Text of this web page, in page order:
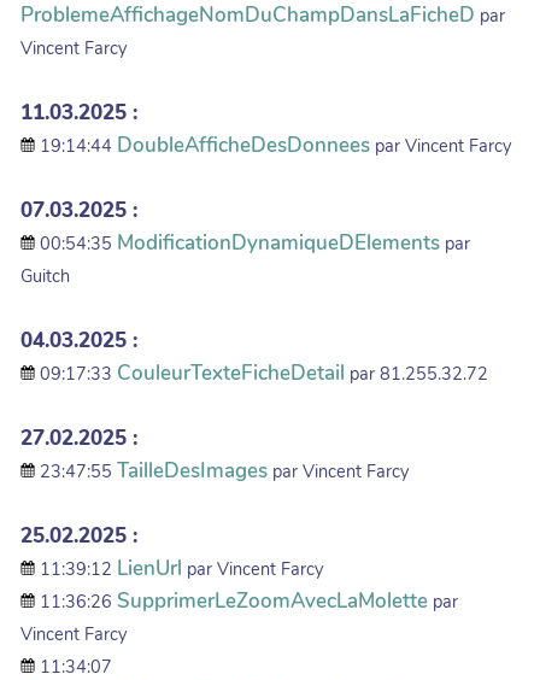
ProblemeAffichageNomDuChampDansLaFicheD par
Vincent Farcy
11.03.2025 :
19:14:44 DoubleAfficheDesDonnees par Vincent Farcy
07.03.2025 :
00:54:35 ModificationDynamiqueDElements par
Guitch
04.03.2025 :
09:17:33 CouleurTexteFicheDetail par 81.255.32.72
27.02.2025 :
23:47:55 TailleDesImages par Vincent Farcy
25.02.2025 :
11:39:12 LienUrl par Vincent Farcy
11:36:26 SupprimerLeZoomAvecLaMolette par
Vincent Farcy
11:34:07